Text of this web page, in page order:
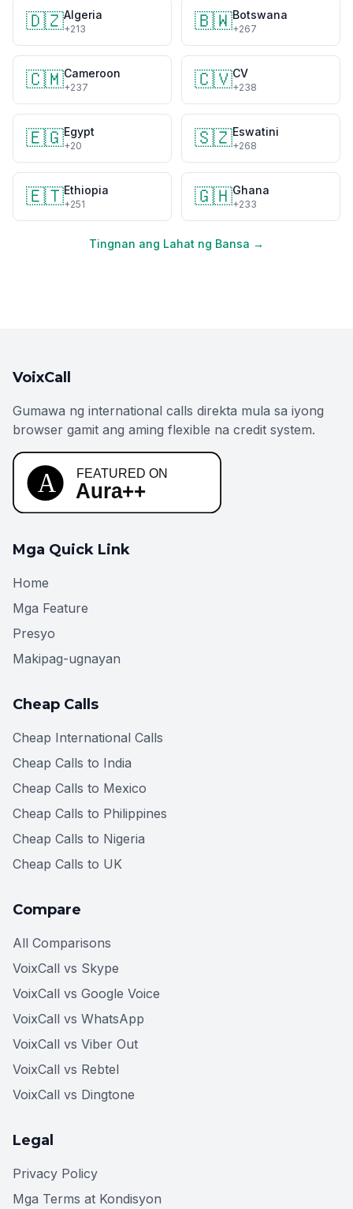
🇩🇿Algeria
+213 🇧🇼Botswana
+267
🇨🇲Cameroon
+237 🇨🇻CV
+238
🇪🇬Egypt
+20 🇸🇿Eswatini
+268
🇪🇹Ethiopia
+251 🇬🇭Ghana
+233
Tingnan ang Lahat ng Bansa →
VoixCall
Gumawa ng international calls direkta mula sa iyong
browser gamit ang aming flexible na credit system.
Mga Quick Link
Home
Mga Feature
Presyo
Makipag-ugnayan
Cheap Calls
Cheap International Calls
Cheap Calls to India
Cheap Calls to Mexico
Cheap Calls to Philippines
Cheap Calls to Nigeria
Cheap Calls to UK
Compare
All Comparisons
VoixCall vs Skype
VoixCall vs Google Voice
VoixCall vs WhatsApp
VoixCall vs Viber Out
VoixCall vs Rebtel
VoixCall vs Dingtone
Legal
Privacy Policy
Mga Terms at Kondisyon